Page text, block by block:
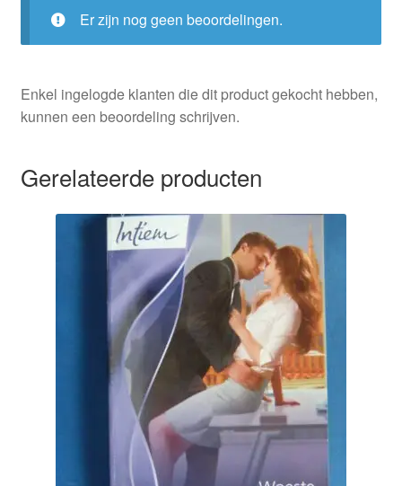
Er zijn nog geen beoordelingen.
Enkel ingelogde klanten die dit product gekocht hebben,
kunnen een beoordeling schrijven.
Gerelateerde producten